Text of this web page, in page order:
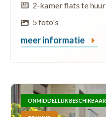
2-kamer flats te huur
5 foto's
meer informatie
ONMIDDELLIJK BESCHIKBAAR